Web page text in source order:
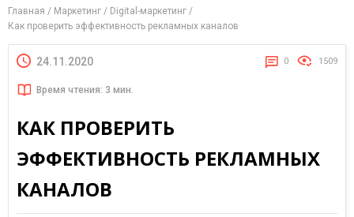
Главная
Маркетинг
Digital-маркетинг
Как проверить эффективность рекламных каналов
24.11.2020 0 1509
Время чтения: 3 мин.
КАК ПРОВЕРИТЬ
ЭФФЕКТИВНОСТЬ РЕКЛАМНЫХ
КАНАЛОВ